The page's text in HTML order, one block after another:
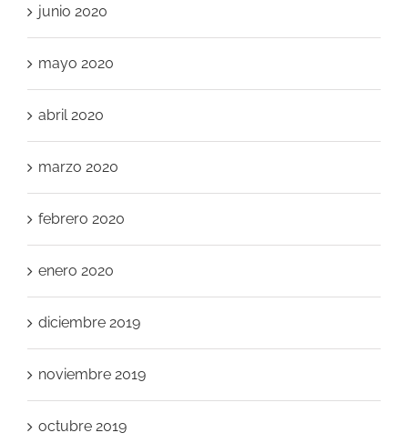
junio 2020
mayo 2020
abril 2020
marzo 2020
febrero 2020
enero 2020
diciembre 2019
noviembre 2019
octubre 2019